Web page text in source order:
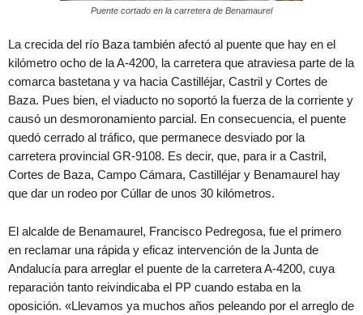
Puente cortado en la carretera de Benamaurel
La crecida del río Baza también afectó al puente que hay en el
kilómetro ocho de la A-4200, la carretera que atraviesa parte de la
comarca bastetana y va hacia Castilléjar, Castril y Cortes de
Baza. Pues bien, el viaducto no soportó la fuerza de la corriente y
causó un desmoronamiento parcial. En consecuencia, el puente
quedó cerrado al tráfico, que permanece desviado por la
carretera provincial GR-9108. Es decir, que, para ir a Castril,
Cortes de Baza, Campo Cámara, Castilléjar y Benamaurel hay
que dar un rodeo por Cúllar de unos 30 kilómetros.
El alcalde de Benamaurel, Francisco Pedregosa, fue el primero
en reclamar una rápida y eficaz intervención de la Junta de
Andalucía para arreglar el puente de la carretera A-4200, cuya
reparación tanto reivindicaba el PP cuando estaba en la
oposición. «Llevamos ya muchos años peleando por el arreglo de